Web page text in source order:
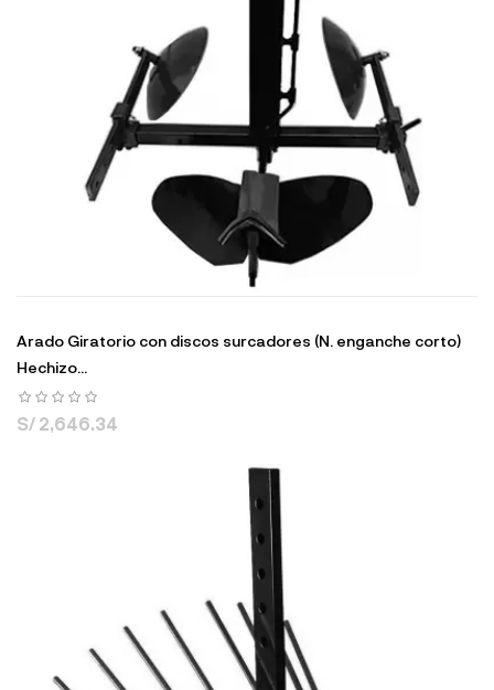
Arado Giratorio con discos surcadores (N. enganche corto)
Hechizo...
S/ 2,646.34